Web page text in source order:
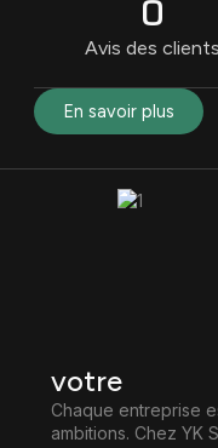
Avis des clients
0
En savoir plus
votre
Chaque entreprise
ambitions. Chez YK